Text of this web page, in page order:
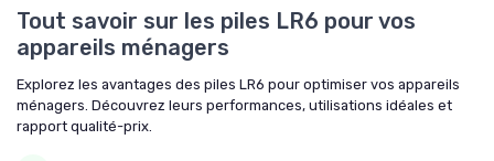
Tout savoir sur les piles LR6 pour vos
appareils ménagers
Explorez les avantages des piles LR6 pour optimiser vos appareils
ménagers. Découvrez leurs performances, utilisations idéales et
rapport qualité-prix.